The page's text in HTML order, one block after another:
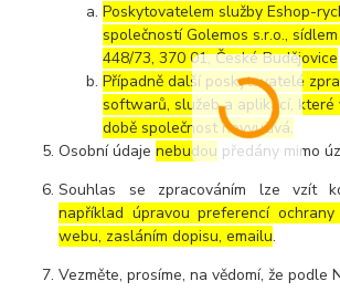
Poskytovatelem služby Eshop-
společností Golemos s.r.o.,
448/73, 370 01, České Budějovice
Případně další poskytovatelé
softwarů, služeb a aplikací, které
době společnost nevyužívá.
Osobní údajenebudou předány mimo
Souhlas se zpracováním lze vzít
například úpravou preferencí
webu, zasláním dopisu, emailu.
Vezměte, prosíme, na vědomí, že podle